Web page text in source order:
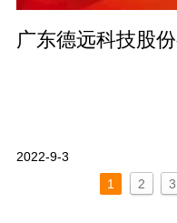
2022-9-3
1
2 3